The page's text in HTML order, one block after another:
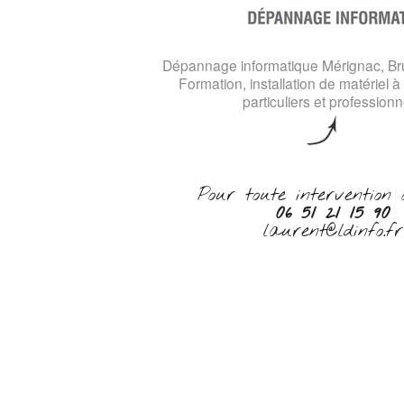
Dépannage informatique Mérignac,
Formation, installation de matériel
particuliers et
Pour toute intervention
06 51 21 15 90
laurent@ldinfo.fr